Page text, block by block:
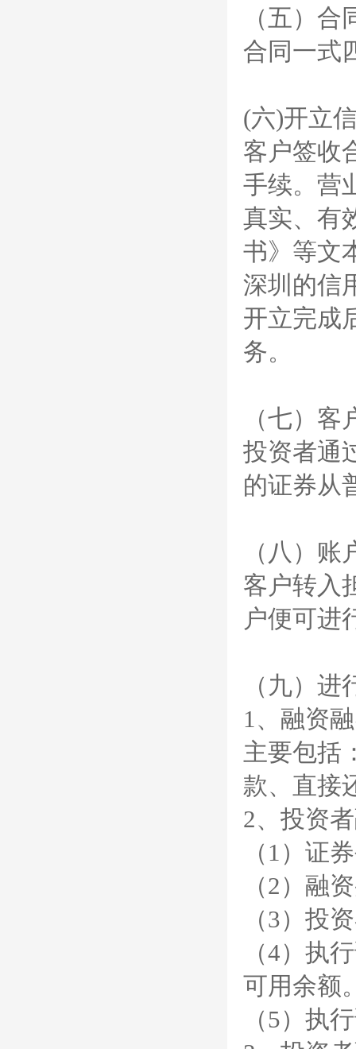
（五）
合同一式
(六)开立
客户签收
手续。营
真实、有
书》等文
深圳的信
开立完成
务。
（七）
投资者通
的证券从
（八）账
客户转入
户便可进
（九）
1、融资
主要包括
款、直接
2、投资
（1）证
（2）融
（3）投
（4）执
可用余额
（5）执